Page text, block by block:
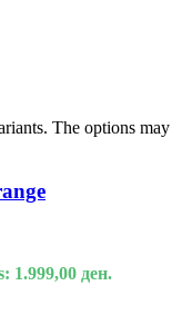
The options may
1.999,00 ден.